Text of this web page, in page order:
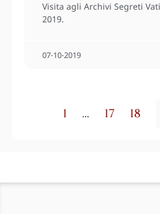
Visita agli Archivi Segreti
2019.
07⋅10⋅2019
1 … 17 18